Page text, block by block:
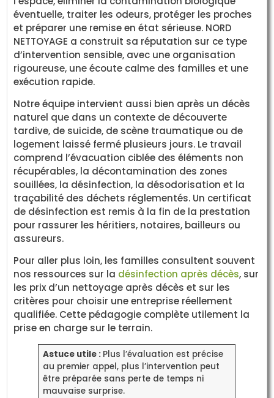
éventuelle, traiter les odeurs, protéger les proches
et préparer une remise en état sérieuse. NORD
NETTOYAGE a construit sa réputation sur ce type
d’intervention sensible, avec une organisation
rigoureuse, une écoute calme des familles et une
exécution rapide.
Notre équipe intervient aussi bien après un décès
naturel que dans un contexte de découverte
tardive, de suicide, de scène traumatique ou de
logement laissé fermé plusieurs jours. Le travail
comprend l’évacuation ciblée des éléments non
récupérables, la décontamination des zones
souillées, la désinfection, la désodorisation et la
traçabilité des déchets réglementés. Un certificat
de désinfection est remis à la fin de la prestation
pour rassurer les héritiers, notaires, bailleurs ou
assureurs.
Pour aller plus loin, les familles consultent souvent
nos ressources sur la désinfection après décès, sur
les prix d’un nettoyage après décès et sur les
critères pour choisir une entreprise réellement
qualifiée. Cette pédagogie complète utilement la
prise en charge sur le terrain.
Astuce utile : Plus l’évaluation est précise
au premier appel, plus l’intervention peut
être préparée sans perte de temps ni
mauvaise surprise.